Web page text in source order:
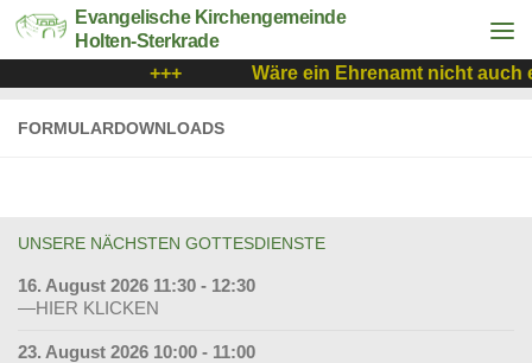
Evangelische Kirchengemeinde
Holten-Sterkrade
+++
Wäre ein Ehrenamt nicht auch
FORMULARDOWNLOADS
UNSERE NÄCHSTEN GOTTESDIENSTE
16. August 2026 11:30 - 12:30
—HIER KLICKEN
23. August 2026 10:00 - 11:00